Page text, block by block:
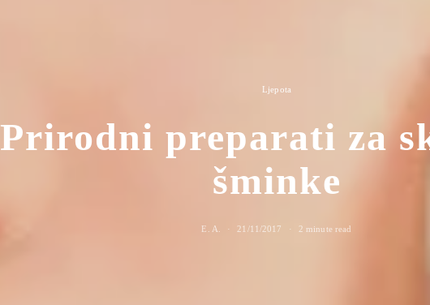
Ljepota
Prirodni preparati za
šminke
E. A. 21/11/2017 2 minute read